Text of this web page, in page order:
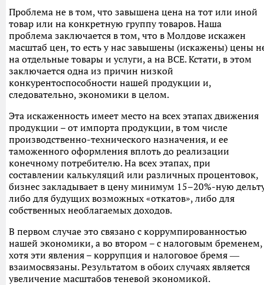
Проблема не в том, что завышена цена на тот или иной
товар или на конкретную группу товаров. Наша
проблема заключается в том, что в Молдове искажен
масштаб цен, то есть у нас завышены (искажены) цены
на отдельные товары и услуги, а на ВСЕ. Кстати, в этом
заключается одна из причин низкой
конкурентоспособности нашей продукции и,
следовательно, экономики в целом.
Эта искаженность имеет место на всех этапах движения
продукции – от импорта продукции, в том числе
производственно-технического назначения, и ее
таможенного оформления вплоть до реализации
конечному потребителю. На всех этапах, при
составлении калькуляций или различных процентовок,
бизнес закладывает в цену минимум 15–20%-ную
либо для будущих возможных «откатов», либо для
собственных необлагаемых доходов.
В первом случае это связано с коррумпированностью
нашей экономики, а во втором – с налоговым бременем,
хотя эти явления – коррупция и налоговое бремя ―
взаимосвязаны. Результатом в обоих случаях является
увеличение масштабов теневой экономикой.